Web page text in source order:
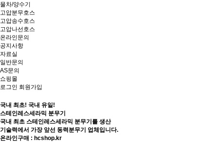
물차/양수기
고압분무호스
고압송수호스
고압나선호스
온라인문의
공지사항
자료실
일반문의
AS문의
쇼핑몰
로그인 회원가입
국내 최초! 국내 유일!
스테인레스세라믹 분무기
국내 최초 스테인레스세라믹 분무기를 생산
기술력에서 가장 앞선 동력분무기 업체입니다.
온라인구매 : hcshop.kr